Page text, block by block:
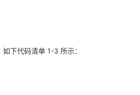
下代码清单 1-3 所示：